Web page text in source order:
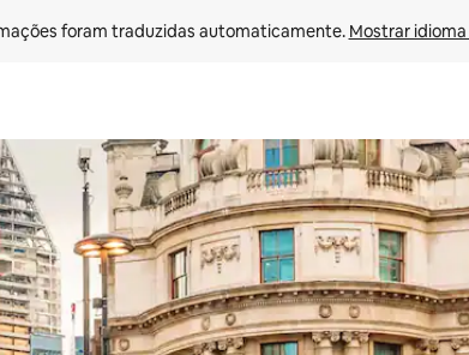
foram traduzidas automaticamente. Mostrar